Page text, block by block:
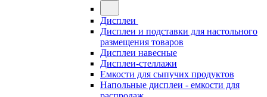
Дисплеи
Дисплеи и подставки для настольного
размещения товаров
Дисплеи навесные
Дисплеи-стеллажи
Емкости для сыпучих продуктов
Напольные дисплеи - емкости для